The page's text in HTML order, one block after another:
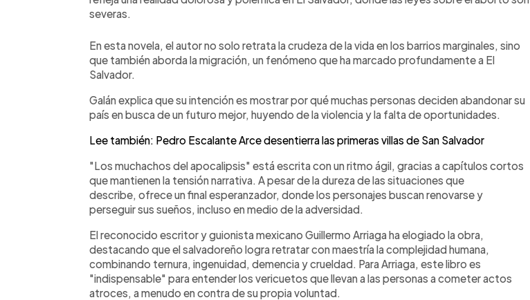
severas.
En esta novela, el autor no solo retrata la crudeza de la vida en los barrios marginales, sino
que también aborda la migración, un fenómeno que ha marcado profundamente a El
Salvador.
Galán explica que su intención es mostrar por qué muchas personas deciden abandonar su
país en busca de un futuro mejor, huyendo de la violencia y la falta de oportunidades.
Lee también: Pedro Escalante Arce desentierra las primeras villas de San Salvador
"Los muchachos del apocalipsis" está escrita con un ritmo ágil, gracias a capítulos cortos
que mantienen la tensión narrativa. A pesar de la dureza de las situaciones que
describe, ofrece un final esperanzador, donde los personajes buscan renovarse y
perseguir sus sueños, incluso en medio de la adversidad.
El reconocido escritor y guionista mexicano Guillermo Arriaga ha elogiado la obra,
destacando que el salvadoreño logra retratar con maestría la complejidad humana,
combinando ternura, ingenuidad, demencia y crueldad. Para Arriaga, este libro es
"indispensable" para entender los vericuetos que llevan a las personas a cometer actos
atroces, a menudo en contra de su propia voluntad.